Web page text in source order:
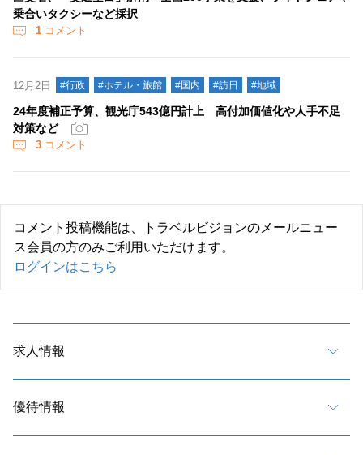
乗合いタクシーなど採択
1 コメント
12月2日 #行政 #ホテル・旅館 #国内 #訪日 #地域
24年度補正予算、観光庁543億円計上 高付加価値化や人手不足
対策など
3 コメント
コメント投稿機能は、トラベルビジョンのメールニュー
ス会員の方のみご利用いただけます。
ログインはこちら
求人情報
優待情報